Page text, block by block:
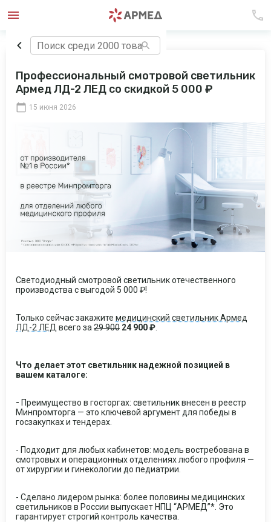
Профессиональный смотровой светильник
Армед ЛД-2 ЛЕД со скидкой 5 000 ₽
15 июня 2026
Светодиодный смотровой светильник отечественного
производства с выгодой 5 000 ₽!
Только сейчас закажите медицинский светильник Армед
ЛД-2 ЛЕД всего за 29 900 24 900 ₽
Что делает этот светильник надежной позицией в
вашем каталоге:
- Преимущество в госторгах: светильник внесен в реестр
Минпромторга — это ключевой аргумент для победы в
госзакупках и тендерах.
- Подходит для любых кабинетов: модель востребована в
смотровых и операционных отделениях любого профиля —
от хирургии и гинекологии до педиатрии.
- Сделано лидером рынка: более половины медицинских
светильников в России выпускает НПЦ “АРМЕД”*. Это
гарантирует строгий контроль качества.